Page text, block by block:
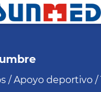
/Apoyo deportivo /